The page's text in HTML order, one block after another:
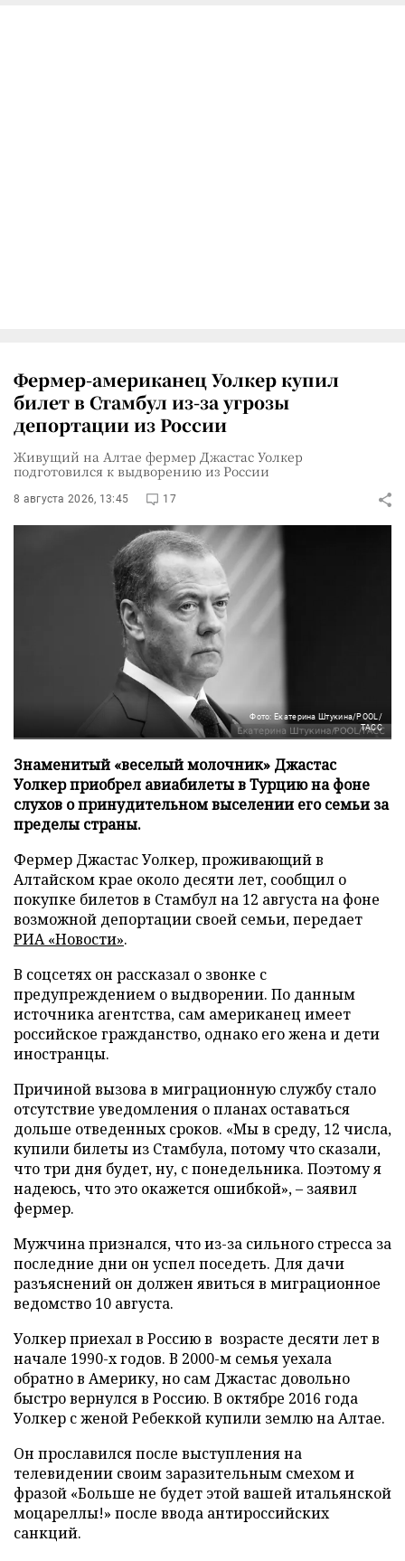
Фермер-американец Уолкер купил
билет в Стамбул из-за угрозы
депортации из России
Живущий на Алтае фермер Джастас Уолкер
подготовился к выдворению из России
8 августа 2026, 13:45 17
Фото: Екатерина Штукина/POOL/
ТАСС
Знаменитый «веселый молочник» Джастас
Уолкер приобрел авиабилеты в Турцию на фоне
слухов о принудительном выселении его семьи за
пределы страны.
Фермер Джастас Уолкер, проживающий в
Алтайском крае около десяти лет, сообщил о
покупке билетов в Стамбул на 12 августа на фоне
возможной депортации своей семьи, передает
РИА «Новости».
В соцсетях он рассказал о звонке с
предупреждением о выдворении. По данным
источника агентства, сам американец имеет
российское гражданство, однако его жена и дети
иностранцы.
Причиной вызова в миграционную службу стало
отсутствие уведомления о планах оставаться
дольше отведенных сроков. «Мы в среду, 12 числа,
купили билеты из Стамбула, потому что сказали,
что три дня будет, ну, с понедельника. Поэтому я
надеюсь, что это окажется ошибкой», – заявил
фермер.
Мужчина признался, что из-за сильного стресса за
последние дни он успел поседеть. Для дачи
разъяснений он должен явиться в миграционное
ведомство 10 августа.
Уолкер приехал в Россию в возрасте десяти лет в
начале 1990-х годов. В 2000-м семья уехала
обратно в Америку, но сам Джастас довольно
быстро вернулся в Россию. В октябре 2016 года
Уолкер с женой Ребеккой купили землю на Алтае.
Он прославился после выступления на
телевидении своим заразительным смехом и
фразой «Больше не будет этой вашей итальянской
моцареллы!» после ввода антироссийских
санкций.